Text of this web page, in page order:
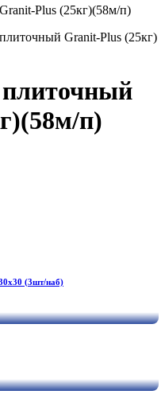
Plus (25кг)(58м/п)
п)
(3шт/наб)